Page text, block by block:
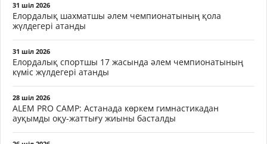
31 шіл 2026
Елордалық шахматшы әлем чемпионатының қола
жүлдегері атанды
31 шіл 2026
Елордалық спортшы 17 жасында әлем чемпионатының
күміс жүлдегері атанды
28 шіл 2026
ALEM PRO CAMP: Астанада көркем гимнастикадан
ауқымды оқу-жаттығу жиыны басталды